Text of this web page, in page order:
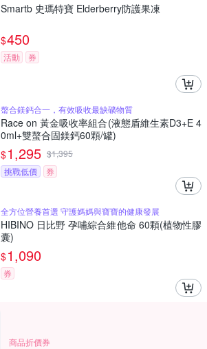
Smartb 史瑪特寶 Elderberry防護果凍
$450
活動 券
螯合鎂鈣合一，有效吸收最缺礦物質
Race on 黃金吸收率組合(液態盾維生素D3+E 4
0ml+雙螯合固鎂鈣60顆/罐)
$1,295 $1,395
挑戰低價
券
全方位營養首選 守護媽媽與寶寶的健康發展
HIBINO 日比野 孕哺綜合維他命 60顆(植物性膠
囊)
$1,090
券
商品折價券